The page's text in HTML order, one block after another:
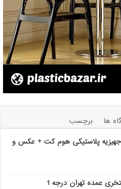
ها
برچسب
پلاستیکی هوم کت + عکس و
عمده تهران درجه 1